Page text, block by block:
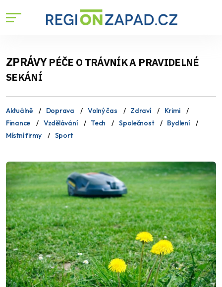
ZPRÁVYPÉČE O TRÁVNÍK A PRAVIDELNÉ
SEKÁNÍ
Aktuálně Doprava Volný čas Zdraví
Krimi
Finance
Vzdělávání Tech Společnost
Bydlení
Místní firmy
Sport